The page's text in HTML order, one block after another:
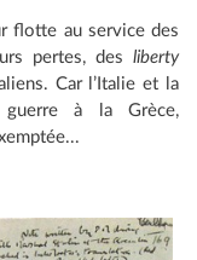
flotte au service des
pertes, des liberty
Car l’Italie et la
guerre à la Grèce,